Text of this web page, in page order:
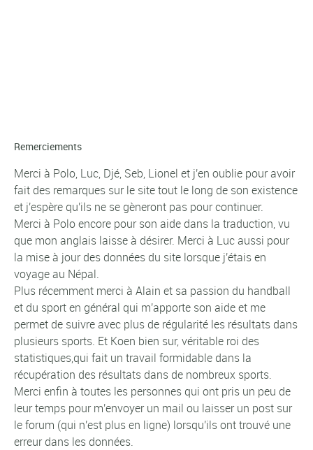
Remerciements
Merci à Polo, Luc, Djé, Seb, Lionel et j'en oublie pour avoir
fait des remarques sur le site tout le long de son existence
et j'espère qu'ils ne se gèneront pas pour continuer.
Merci à Polo encore pour son aide dans la traduction, vu
que mon anglais laisse à désirer. Merci à Luc aussi pour
la mise à jour des données du site lorsque j'étais en
voyage au Népal.
Plus récemment merci à Alain et sa passion du handball
et du sport en général qui m'apporte son aide et me
permet de suivre avec plus de régularité les résultats dans
plusieurs sports. Et Koen bien sur, véritable roi des
statistiques,qui fait un travail formidable dans la
récupération des résultats dans de nombreux sports.
Merci enfin à toutes les personnes qui ont pris un peu de
leur temps pour m'envoyer un mail ou laisser un post sur
le forum (qui n'est plus en ligne) lorsqu'ils ont trouvé une
erreur dans les données.